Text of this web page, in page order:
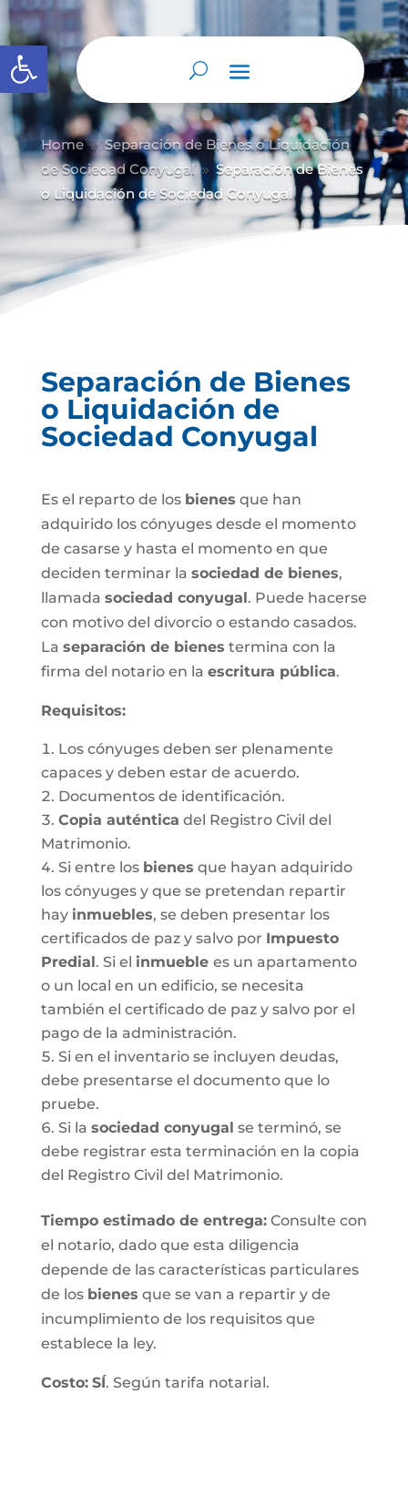
Abrir barra de herramientas
Home 9 Separación de Bienes o Liquidación
de Sociedad Conyugal 9 Separación de Bienes
o Liquidación de Sociedad Conyugal
Separación de Bienes
o Liquidación de
Sociedad Conyugal
Es el reparto de los bienes que han
adquirido los cónyuges desde el momento
de casarse y hasta el momento en que
deciden terminar la sociedad de bienes,
llamada sociedad conyugal. Puede hacerse
con motivo del divorcio o estando casados.
La separación de bienes termina con la
firma del notario en la escritura pública.
Requisitos:
Los cónyuges deben ser plenamente
capaces y deben estar de acuerdo.
Documentos de identificación.
Copia auténtica del Registro Civil del
Matrimonio.
Si entre los bienes que hayan adquirido
los cónyuges y que se pretendan repartir
hay inmuebles, se deben presentar los
certificados de paz y salvo por Impuesto
Predial. Si el inmueble es un apartamento
o un local en un edificio, se necesita
también el certificado de paz y salvo por el
pago de la administración.
Si en el inventario se incluyen deudas,
debe presentarse el documento que lo
pruebe.
Si la sociedad conyugal se terminó, se
debe registrar esta terminación en la copia
del Registro Civil del Matrimonio.
Tiempo estimado de entrega:Consulte con
el notario, dado que esta diligencia
depende de las características particulares
de los bienes que se van a repartir y de
incumplimiento de los requisitos que
establece la ley.
Costo: SÍ. Según tarifa notarial.